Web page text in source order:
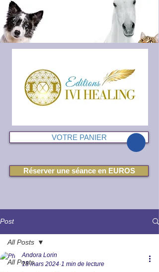
VOTRE PANIER
Réserver une séance en EUROS
Post
All Posts
All Posts
Andora Lorin
18 mars 2024 1 min de lecture